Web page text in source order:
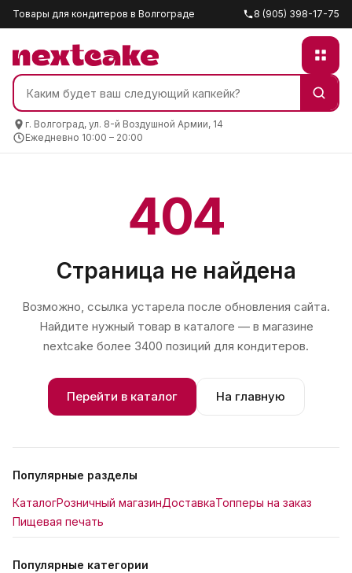
Товары для кондитеров в Волгограде 8 (905) 398-17-75
г. Волгоград, ул. 8-й Воздушной Армии, 14
Ежедневно 10:00 – 20:00
404
Страница не найдена
Возможно, ссылка устарела после обновления сайта.
Найдите нужный товар в каталоге — в магазине
nextcake более 3400 позиций для кондитеров.
Перейти в каталог На главную
Популярные разделы
КаталогРозничный магазинДоставкаТопперы на заказ
Пищевая печать
Популярные категории